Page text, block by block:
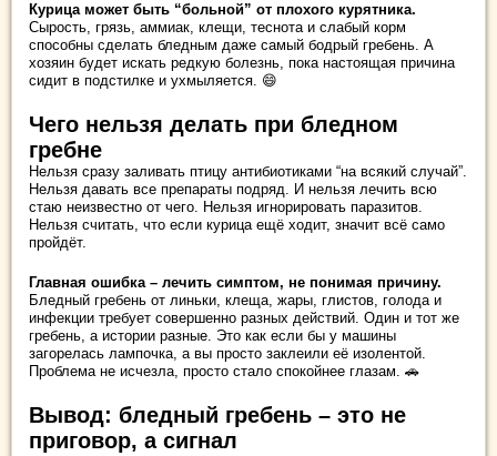
Курица может быть “больной” от плохого курятника.
Сырость, грязь, аммиак, клещи, теснота и слабый корм
способны сделать бледным даже самый бодрый гребень. А
хозяин будет искать редкую болезнь, пока настоящая причина
сидит в подстилке и ухмыляется. 😄
Чего нельзя делать при бледном
гребне
Нельзя сразу заливать птицу антибиотиками “на всякий случай”.
Нельзя давать все препараты подряд. И нельзя лечить всю
стаю неизвестно от чего. Нельзя игнорировать паразитов.
Нельзя считать, что если курица ещё ходит, значит всё само
пройдёт.
Главная ошибка – лечить симптом, не понимая причину.
Бледный гребень от линьки, клеща, жары, глистов, голода и
инфекции требует совершенно разных действий. Один и тот же
гребень, а истории разные. Это как если бы у машины
загорелась лампочка, а вы просто заклеили её изолентой.
Проблема не исчезла, просто стало спокойнее глазам. 🚗
Вывод: бледный гребень – это не
приговор, а сигнал